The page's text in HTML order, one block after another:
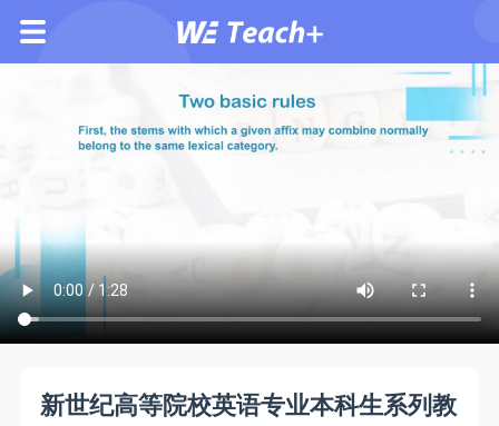
新世纪高等院校英语专业本科生系列教